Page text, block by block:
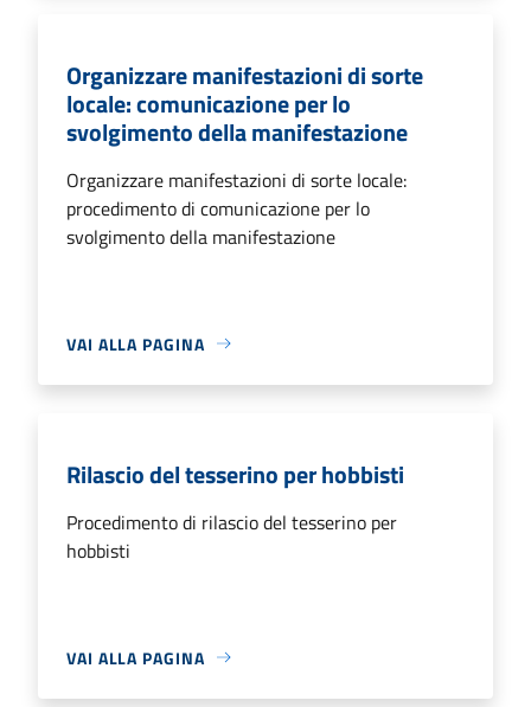
Organizzare manifestazioni di sorte
locale: comunicazione per lo
svolgimento della manifestazione
Organizzare manifestazioni di sorte locale:
procedimento di comunicazione per lo
svolgimento della manifestazione
VAI ALLA PAGINA
Rilascio del tesserino per hobbisti
Procedimento di rilascio del tesserino per
hobbisti
VAI ALLA PAGINA